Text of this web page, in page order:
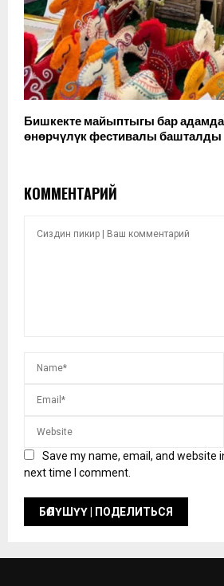
Бишкекте майыптыгы бар
өнөрчүлүк фестивалы башталды
КОММЕНТАРИЙ
Save my name, email, and website
next time I comment.